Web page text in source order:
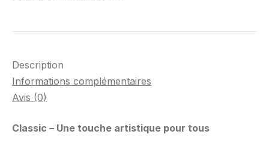
Description
Informations complémentaires
Avis (0)
Classic – Une touche artistique pour tous